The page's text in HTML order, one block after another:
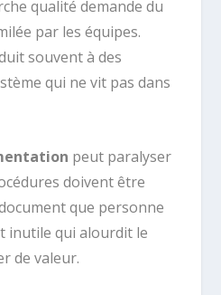
qualité demande du
par les équipes.
souvent à des
qui ne vit pas dans
peut paralyser
doivent être
que personne
inutile qui alourdit le
de valeur.